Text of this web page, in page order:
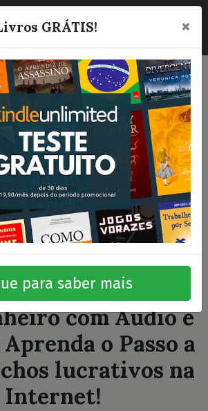
☰
com Áudio e
o Passo a
lucrativos na
Internet!
GRÁTIS! ×
para saber mais